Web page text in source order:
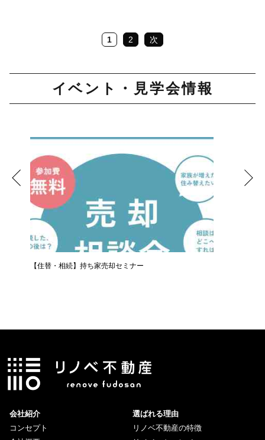
1 2 次
イベント・見学会情報
【住替・相続】持ち家売却セミナー
会社紹介
コンセプト
選ばれる理由
リノベ不動産の特徴